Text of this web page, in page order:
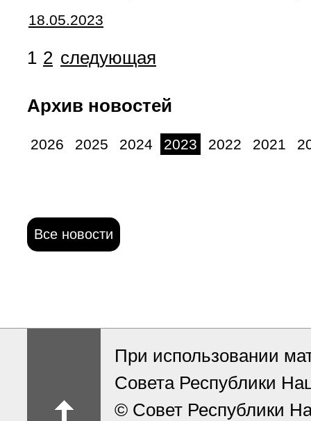
18.05.2023
1 2 следующая
Архив новостей
2026 2025 2024 2023 2022 2021
Все новости
При использовании
Совета Республики
© Совет Республики